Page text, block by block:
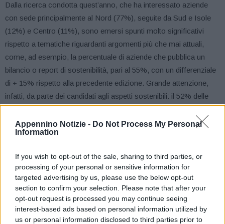
Appennino Notizie - Do Not Process My Personal
Information
If you wish to opt-out of the sale, sharing to third parties, or
processing of your personal or sensitive information for
targeted advertising by us, please use the below opt-out
section to confirm your selection. Please note that after your
opt-out request is processed you may continue seeing
interest-based ads based on personal information utilized by
us or personal information disclosed to third parties prior to
Dalla ricerca condotta quest’anno, che ha interessato aziende
con sede principalmente al Nord (77%), seguite da Sud e Isole
(12%) e Centro (11%), sono emersi spunti molto significativi
rispetto a tematiche riguardanti argomenti più che mai attuali,
come, ad esempio, la percentuale di aziende che pubblica un
bilancio o report di sostenibilità, pari al 55%, con un differenziale
di + 15% rispetto alla precedente edizione. Grande attenzione,
infatti, da parte dei candidati agli aspetti sostenibili: il 52% delle
al 25%; il 71% delle società considera i Sustainable Development
Goals (SDGs) dell’Agenda 2030 e, infine, il 69% dei candidati ha
Sviluppo.
‘Attraverso un’attività di ricerca accademica continua e
trasparente, il Best Performance Award, con il DNA di SDA
Bocconi e dei suoi Partner, si propone di promuovere la crescita,
l’innovazione, il rispetto, unitamente alla sostenibilità nel